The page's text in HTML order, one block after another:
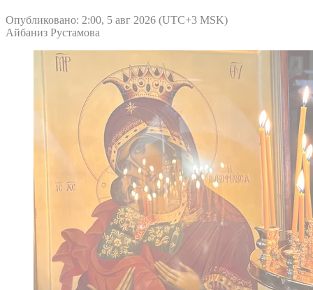
Опубликовано: 2:00, 5 авг 2026 (UTC+3 MSK)
Айбаниз Рустамова